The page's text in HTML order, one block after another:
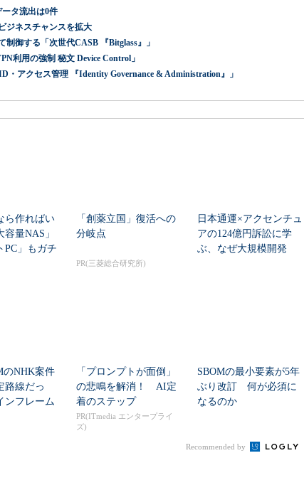
タ流出は0件
ジネスチャンスを拡大
御する「次世代CASB 『Bitglass』」
利用の強制 秘文 Device Control」
アクセス管理 『Identity Governance & Administration』」
ら作ればい
量NAS」
PC」もガチ
「創薬立国」復活への
分岐点
PR(三菱総合研究所)
日本通運×アクセンチュ
アの124億円訴訟に学
ぶ、なぜ大規模開発
のNHK案件
路線だっ
フレーム
「プロンプトが面倒」
の悲鳴を解消！ AI定
着のステップ
PR(ITmedia エンタープライ
ズ)
SBOMの最小要素が5年
ぶり改訂 何が必須に
なるのか
Recommended by